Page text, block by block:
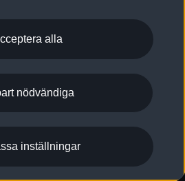
alla
nödvändiga
inställningar
- Hur påverkas min bil av detta?
Återförsäljare
om dataläcka
cookies